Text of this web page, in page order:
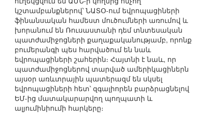
կշտամբանքներով՝ ՆԱՏՕ-ում եվրոպացիների
ֆինանսական համեստ մուծումների առումով և
խորանում են Ռուսաստանի դեմ տնտեսական
պատժամիջոցների քաղաքականությամբ, որոնք
բումերանգի պես հարվածում են նաև
եվրոպացիների շահերին։ Հայտնի է նաև, որ
պատժամիջոցներով տարված ամերիկացիներն
այսօր առևտրային պատերազմ են սկսել
եվրոպացիների հետ՝ զգալիորեն բարձրացնելով
ԵՄ-ից մատակարարվող պողպատի և
ալյումինիումի հարկերը։